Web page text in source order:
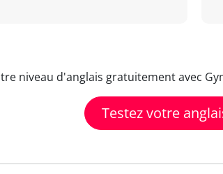
niveau d'anglais gratuitement avec
Testez votre